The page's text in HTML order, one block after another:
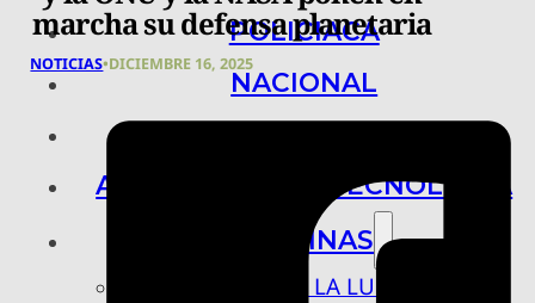
POLICIACA
NACIONAL
ARTE, CIENCIA Y TECNOLOGÍA
COLUMNAS
BAJO LA LUPA
marcha su defensa planetaria
NOTICIAS•DICIEMBRE 16, 2025